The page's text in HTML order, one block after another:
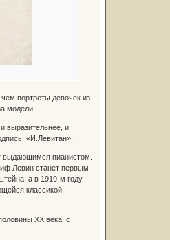
портреты девочек из
модели.
выразительнее, и
«И.Левитан».
выдающимся пианистом.
Левин станет первым
а в 1919-м году
классикой
ХХ века, с